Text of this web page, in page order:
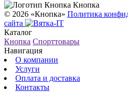
Кнопка
© 2026 «Кнопка» Политика
сайта
Каталог
Кнопка Спорттовары
Навигация
О компании
Услуги
Оплата и доставка
Контакты